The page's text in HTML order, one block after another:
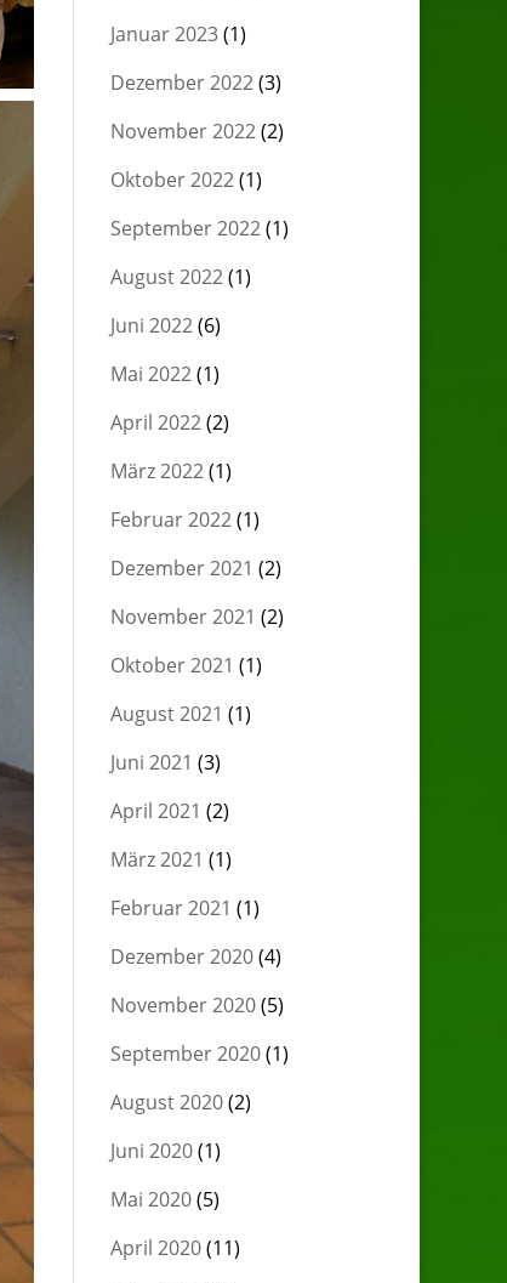
Januar 2023(1)
Dezember 2022(3)
November 2022(2)
Oktober 2022(1)
September 2022(1)
August 2022(1)
Juni 2022(6)
Mai 2022(1)
April 2022(2)
März 2022(1)
Februar 2022(1)
Dezember 2021 (2)
November 2021 (2)
Oktober 2021 (1)
August 2021 (1)
Juni 2021 (3)
April 2021 (2)
März 2021 (1)
Februar 2021 (1)
Dezember 2020(4)
November 2020(5)
September 2020(1)
August 2020(2)
Juni 2020(1)
Mai 2020(5)
April 2020(11)